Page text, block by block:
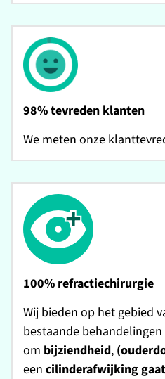
98% tevreden klanten
We meten onze
100% refractiechirurgie
Wij bieden op het gebied
bestaande
om bijziendheid,
een cilinderafwijking gaat